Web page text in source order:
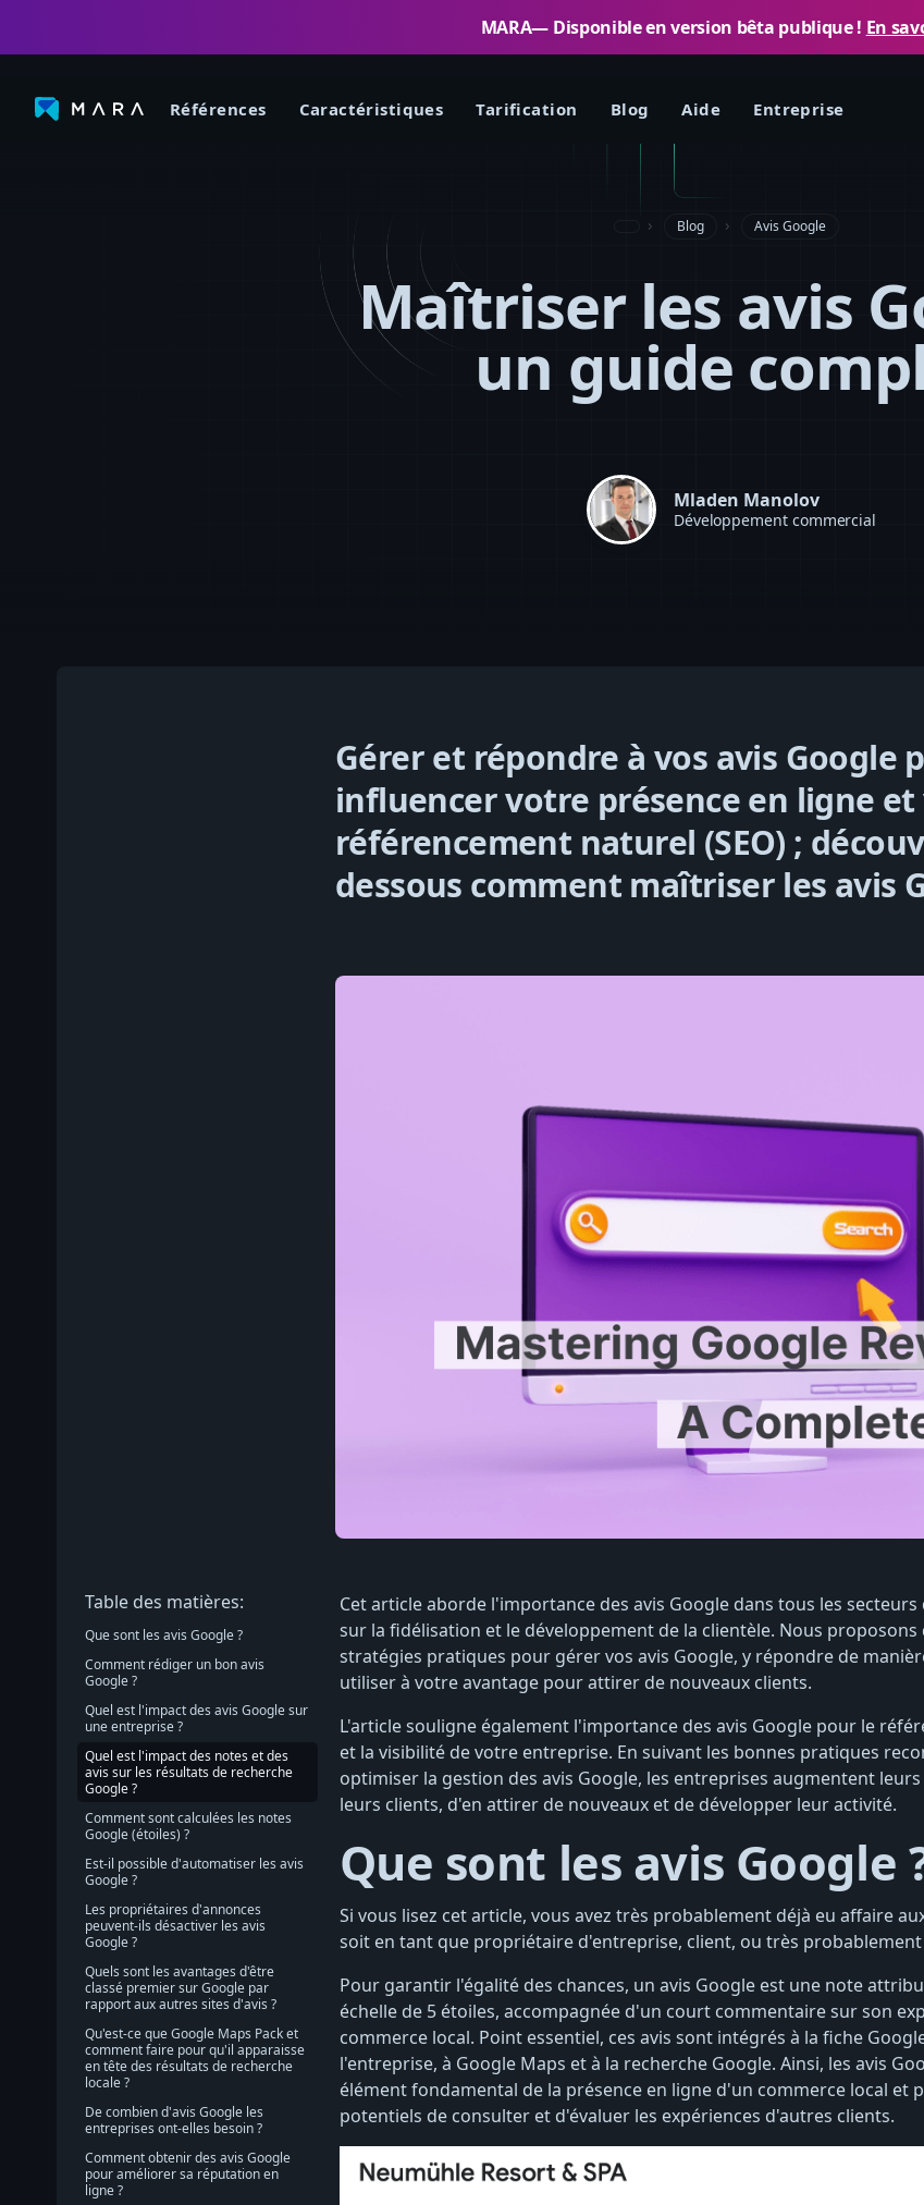
MARA— Disponible en version bêta publique ! En
Références Caractéristiques Tarification Blog Aide Entreprise
Blog Avis Google
Maîtriser les avis
un guide
Mladen Manolov
Développement commercial
Gérer et répondre à vos avis Google
influencer votre présence en ligne
référencement naturel (SEO) ;
dessous comment maîtriser les avis
Table des matières:
Que sont les avis Google ?
Comment rédiger un bon avis
Google ?
Quel est l'impact des avis Google sur
une entreprise ?
Quel est l'impact des notes et des
avis sur les résultats de recherche
Google ?
Comment sont calculées les notes
Google (étoiles) ?
Est-il possible d'automatiser les avis
Google ?
Les propriétaires d'annonces
peuvent-ils désactiver les avis
Google ?
Quels sont les avantages d'être
classé premier sur Google par
rapport aux autres sites d'avis ?
Qu'est-ce que Google Maps Pack et
comment faire pour qu'il apparaisse
en tête des résultats de recherche
locale ?
De combien d'avis Google les
entreprises ont-elles besoin ?
Comment obtenir des avis Google
pour améliorer sa réputation en
ligne ?
Cet article aborde l'importance des avis Google dans tous les
sur la fidélisation et le développement de la clientèle. Nous proposons
stratégies pratiques pour gérer vos avis Google, y répondre de
utiliser à votre avantage pour attirer de nouveaux clients.
L'article souligne également l'importance des avis Google pour le
et la visibilité de votre entreprise. En suivant les bonnes pratiques
optimiser la gestion des avis Google, les entreprises augmentent
leurs clients, d'en attirer de nouveaux et de développer leur activité.
Que sont les avis Google
Si vous lisez cet article, vous avez très probablement déjà eu affaire
soit en tant que propriétaire d'entreprise, client, ou très probablement
Pour garantir l'égalité des chances, un avis Google est une note
échelle de 5 étoiles, accompagnée d'un court commentaire sur son
commerce local. Point essentiel, ces avis sont intégrés à la fiche
l'entreprise, à Google Maps et à la recherche Google. Ainsi, les avis
élément fondamental de la présence en ligne d'un commerce local et
potentiels de consulter et d'évaluer les expériences d'autres clients.